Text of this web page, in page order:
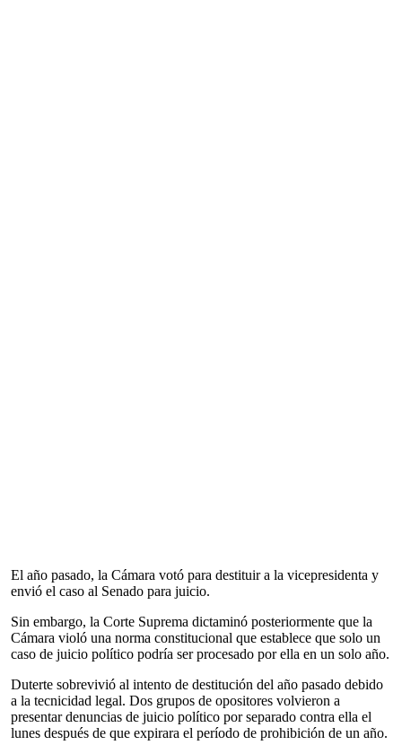
El año pasado, la Cámara votó para destituir a la vicepresidenta y
envió el caso al Senado para juicio.
Sin embargo, la Corte Suprema dictaminó posteriormente que la
Cámara violó una norma constitucional que establece que solo un
caso de juicio político podría ser procesado por ella en un solo año.
Duterte sobrevivió al intento de destitución del año pasado debido
a la tecnicidad legal. Dos grupos de opositores volvieron a
presentar denuncias de juicio político por separado contra ella el
lunes después de que expirara el período de prohibición de un año.